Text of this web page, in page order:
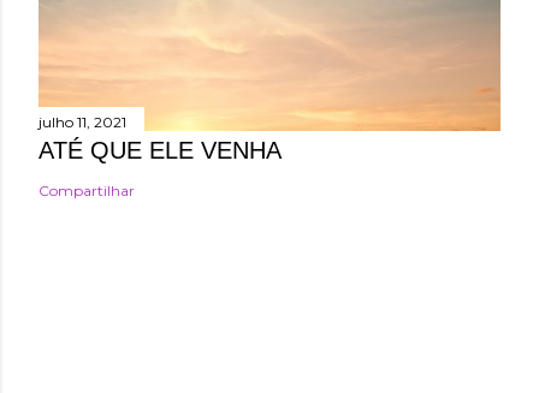
julho 11, 2021
ATÉ QUE ELE VENHA
Compartilhar